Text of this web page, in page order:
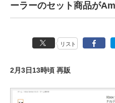
ーラーのセット商品が
リスト
2月3日13時頃 再販